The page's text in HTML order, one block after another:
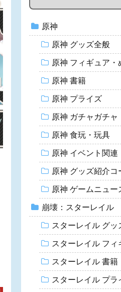
原神
原神 グッズ全般
原神 フィギュア・
原神 書籍
原神 プライズ
原神 ガチャガチャ
原神 食玩・玩具
原神 イベント関連
原神 グッズ紹介コ
原神 ゲームニュー
崩壊：スターレイル
スターレイル グッ
スターレイル フィ
スターレイル 書籍
スターレイル プラ